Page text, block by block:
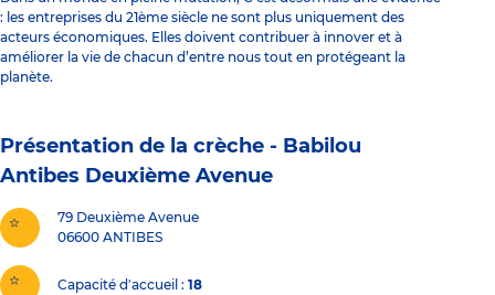
: les entreprises du 21ème siècle ne sont plus uniquement des
acteurs économiques. Elles doivent contribuer à innover et à
améliorer la vie de chacun d’entre nous tout en protégeant la
planète.
Présentation de la crèche - Babilou
Antibes Deuxième Avenue
79 Deuxième Avenue
06600 ANTIBES
Capacité d'accueil 18